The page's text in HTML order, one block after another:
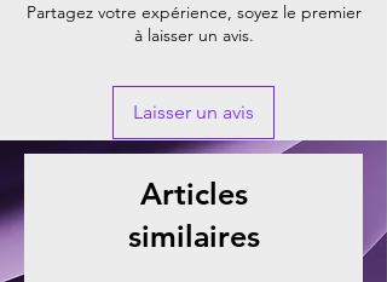
Partagez votre expérience, soyez le premier
à laisser un avis.
Laisser un avis
Articles
similaires